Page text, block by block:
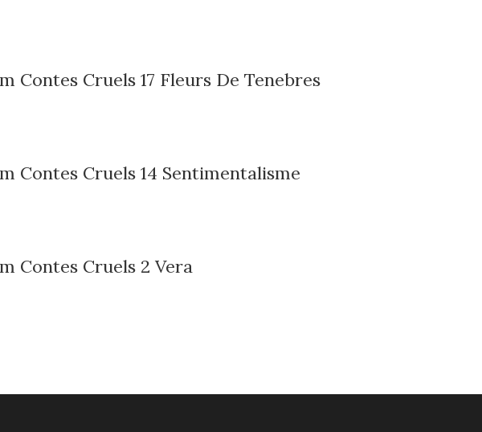
Contes Cruels 17 Fleurs De Tenebres
Contes Cruels 14 Sentimentalisme
Contes Cruels 2 Vera